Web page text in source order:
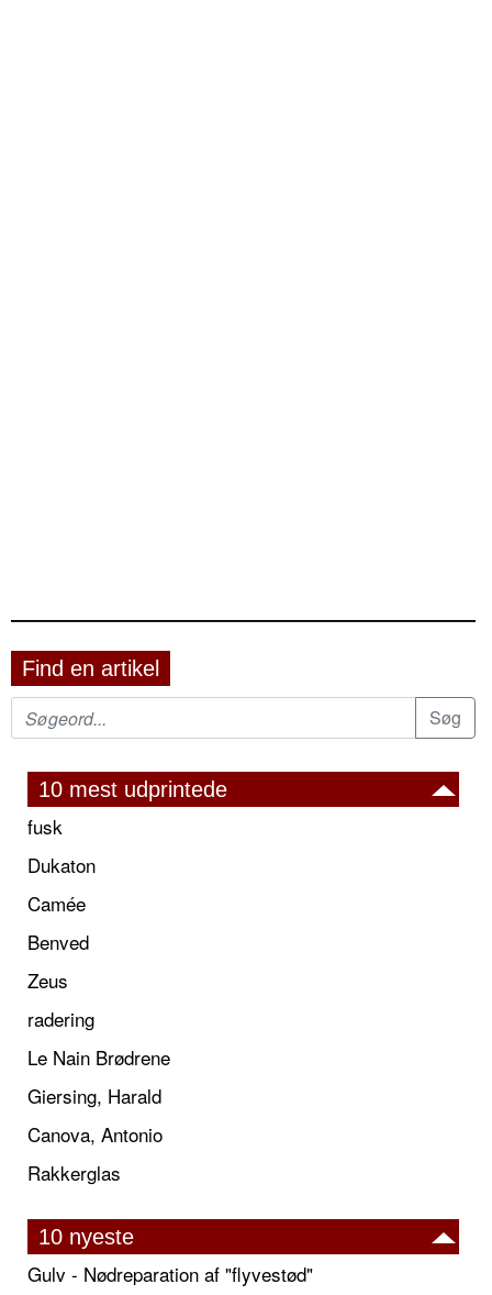
Find en artikel
10 mest udprintede
fusk
Dukaton
Camée
Benved
Zeus
radering
Le Nain Brødrene
Giersing, Harald
Canova, Antonio
Rakkerglas
10 nyeste
Gulv - Nødreparation af "flyvestød"